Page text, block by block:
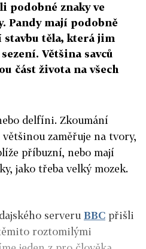
podobné znaky ve
Pandy mají podobně
těla, která jim
Většina savců
část života na všech
delfíni. Zkoumání
většinou zaměřuje na tvory,
příbuzní, nebo mají
jako třeba velký mozek.
serveru BBC přišli
roztomilými